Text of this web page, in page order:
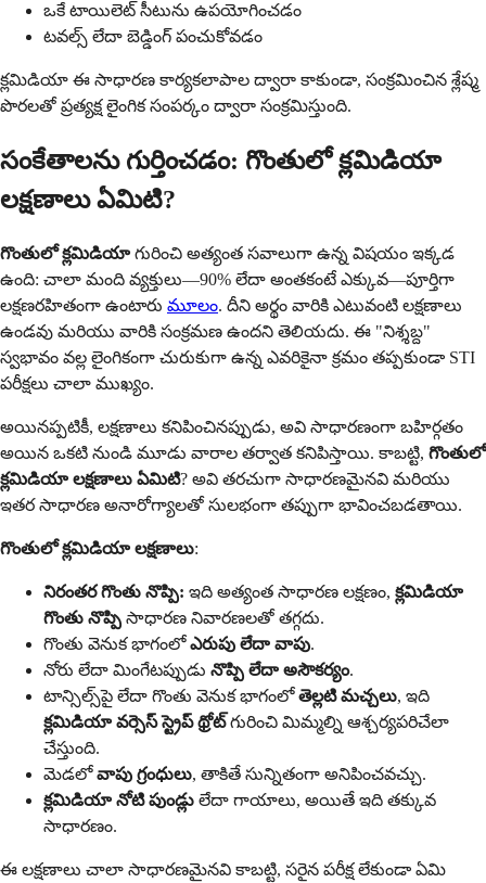
ఒకే టాయిలెట్ సీటును ఉపయోగించడం
టవల్స్ లేదా బెడ్డింగ్ పంచుకోవడం
క్లమిడియా ఈ సాధారణ కార్యకలాపాల ద్వారా కాకుండా, సంక్రమించిన శ్లేష్మ
పొరలతో ప్రత్యక్ష లైంగిక సంపర్కం ద్వారా సంక్రమిస్తుంది.
సంకేతాలను గుర్తించడం: గొంతులో క్లమిడియా
లక్షణాలు ఏమిటి?
గొంతులో క్లమిడియా గురించి అత్యంత సవాలుగా ఉన్న విషయం ఇక్కడ
ఉంది: చాలా మంది వ్యక్తులు—90% లేదా అంతకంటే ఎక్కువ—పూర్తిగా
లక్షణరహితంగా ఉంటారు మూలం. దీని అర్థం వారికి ఎటువంటి లక్షణాలు
ఉండవు మరియు వారికి సంక్రమణ ఉందని తెలియదు. ఈ "నిశ్శబ్ద"
స్వభావం వల్ల లైంగికంగా చురుకుగా ఉన్న ఎవరికైనా క్రమం తప్పకుండా STI
పరీక్షలు చాలా ముఖ్యం.
అయినప్పటికీ, లక్షణాలు కనిపించినప్పుడు, అవి సాధారణంగా బహిర్గతం
అయిన ఒకటి నుండి మూడు వారాల తర్వాత కనిపిస్తాయి. కాబట్టి, గొంతులో
క్లమిడియా లక్షణాలు ఏమిటి? అవి తరచుగా సాధారణమైనవి మరియు
ఇతర సాధారణ అనారోగ్యాలతో సులభంగా తప్పుగా భావించబడతాయి.
గొంతులో క్లమిడియా లక్షణాలు:
నిరంతర గొంతు నొప్పి: ఇది అత్యంత సాధారణ లక్షణం, క్లమిడియా
గొంతు నొప్పి సాధారణ నివారణలతో తగ్గదు.
గొంతు వెనుక భాగంలోఎరుపు లేదా వాపు.
నోరు లేదా మింగేటప్పుడు నొప్పి లేదా అసౌకర్యం.
టాన్సిల్స్‌పై లేదా గొంతు వెనుక భాగంలోతెల్లటి మచ్చలు, ఇది
క్లమిడియా వర్సెస్ స్ట్రెప్ థ్రోట్గురించి మిమ్మల్ని ఆశ్చర్యపరిచేలా
చేస్తుంది.
మెడలోవాపు గ్రంధులు, తాకితే సున్నితంగా అనిపించవచ్చు.
క్లమిడియా నోటి పుండ్లు లేదా గాయాలు, అయితే ఇది తక్కువ
సాధారణం.
ఈ లక్షణాలు చాలా సాధారణమైనవి కాబట్టి, సరైన పరీక్ష లేకుండా ఏమి